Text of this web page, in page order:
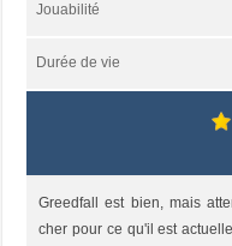
Jouabilité
Durée de vie
Greedfall est bien, mais
cher pour ce qu'il est